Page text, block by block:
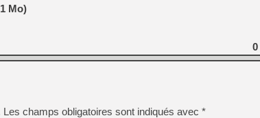
[Mo5] Deux inédits du
[GK] Le beat'em up The
[GK] Endless Legend 2 :
[LS] [PS5] Le WebKit
Mo)
0
Les champs obligatoires sont indiqués avec *